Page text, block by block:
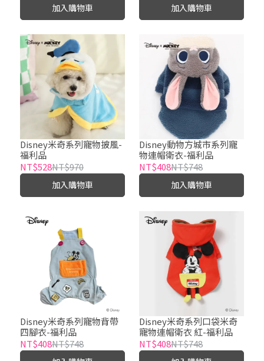
加入購物車 加入購物車
Disney米奇系列寵物披風-
福利品
NT$528NT$970
加入購物車
Disney動物方城市系列寵
物連帽衛衣-福利品
NT$408NT$748
加入購物車
Disney米奇系列寵物背帶
四腳衣-福利品
NT$408NT$748
Disney米奇系列口袋米奇
寵物連帽衛衣 紅-福利品
NT$408NT$748